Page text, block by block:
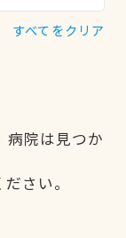
すべてをクリア
病院は見つか
さい。